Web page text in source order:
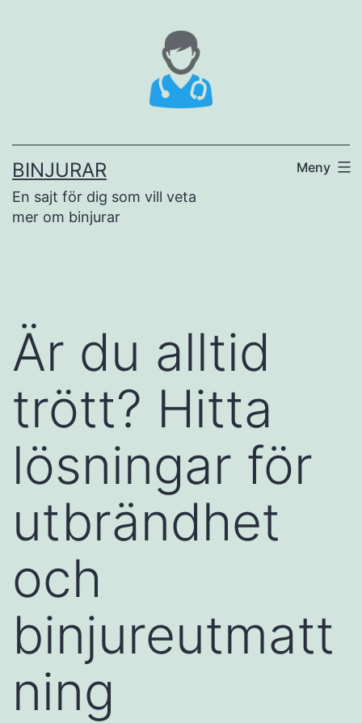
BINJURAR
En sajt för dig som vill veta
mer om binjurar
Meny
Är du alltid
trött? Hitta
lösningar för
utbrändhet
och
binjureutmatt
ning